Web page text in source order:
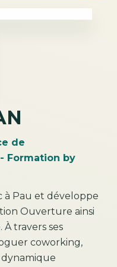
de
Formation by
à Pau et développe
Ouverture ainsi
travers ses
coworking,